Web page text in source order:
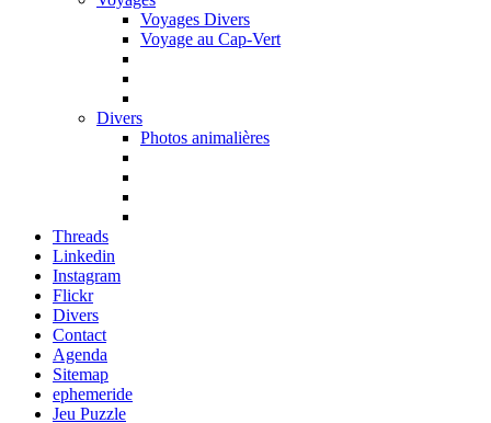
Voyages Divers
Voyage au Cap-Vert
Divers
Photos animalières
Threads
Linkedin
Instagram
Flickr
Divers
Contact
Agenda
Sitemap
ephemeride
Jeu Puzzle